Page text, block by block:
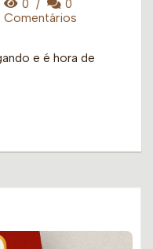
0 /
0
Comentários
e é hora de